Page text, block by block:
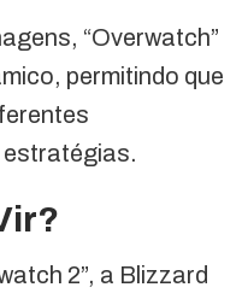
“Overwatch”
permitindo que
estratégias.
2”, a Blizzard